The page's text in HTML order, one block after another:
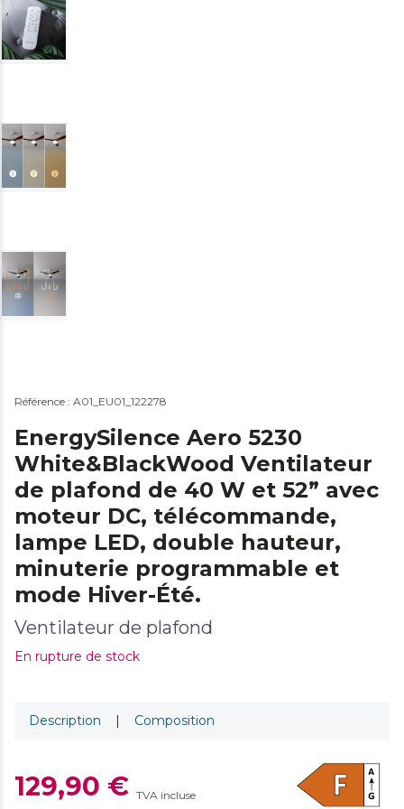
Référence : A01_EU01_122278
EnergySilence Aero 5230
White&BlackWood Ventilateur
de plafond de 40 W et 52” avec
moteur DC, télécommande,
lampe LED, double hauteur,
minuterie programmable et
mode Hiver-Été.
Ventilateur de plafond
En rupture de stock
Description | Composition
129,90 € TVA incluse